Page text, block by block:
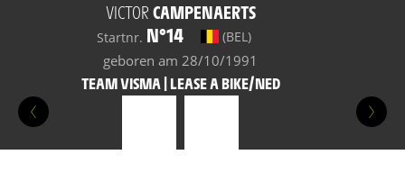
VICTOR CAMPENAERTS
Startnr. N°14 (BEL)
geboren am 28/10/1991
TEAM VISMA | LEASE A BIKE/NED